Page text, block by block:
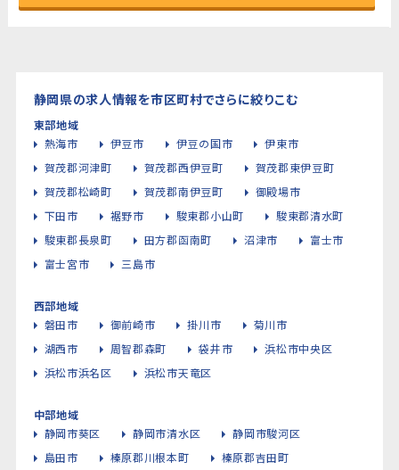
静岡県の求人情報を市区町村でさらに絞りこむ
東部地域
熱海市
伊豆市 伊豆の国市
伊東市
賀茂郡河津町
賀茂郡西伊豆町
賀茂郡東伊豆町
賀茂郡松崎町
賀茂郡南伊豆町
御殿場市
下田市
裾野市 駿東郡小山町
駿東郡清水町
駿東郡長泉町
田方郡函南町 沼津市
富士市
富士宮市
三島市
西部地域
磐田市
御前崎市 掛川市
菊川市
湖西市
周智郡森町 袋井市
浜松市中央区
浜松市浜名区
浜松市天竜区
中部地域
静岡市葵区
静岡市清水区
静岡市駿河区
島田市
榛原郡川根本町 榛原郡吉田町